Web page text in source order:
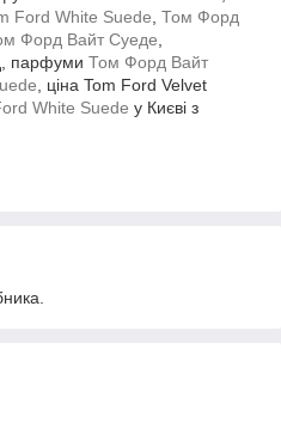
Ford White Suede, Том Форд
Форд Вайт Суеде,
парфуми Том Форд Вайт
, ціна Tom Ford Velvet
White Suede у Києві з